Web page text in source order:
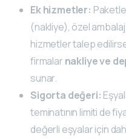
Ek hizmetler:
(nakliye), özel
hizmetler talep
firmalar nakliye ve
sunar.
Sigorta değeri:
teminatının limiti de
değerli eşyalar için